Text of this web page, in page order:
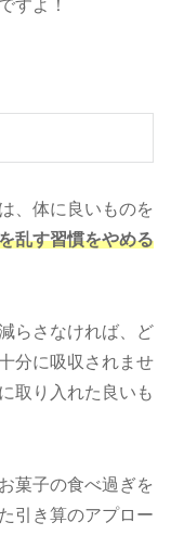
すよ！
、体に良いものを
乱す習慣をやめる
らさなければ、ど
分に吸収されませ
取り入れた良いも
菓子の食べ過ぎを
引き算のアプロー